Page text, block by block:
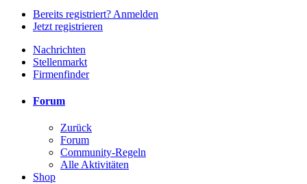
Bereits registriert? Anmelden
Jetzt registrieren
Nachrichten
Stellenmarkt
Firmenfinder
Forum
Zurück
Forum
Community-Regeln
Alle Aktivitäten
Shop